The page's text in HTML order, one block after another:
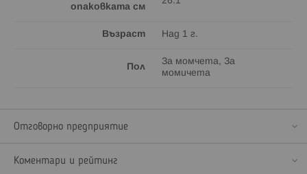
опаковката см
Възраст Над 1 г.
Пол
За момчета, За
момичета
Отговорно предприятие
Коментари и рейтинг